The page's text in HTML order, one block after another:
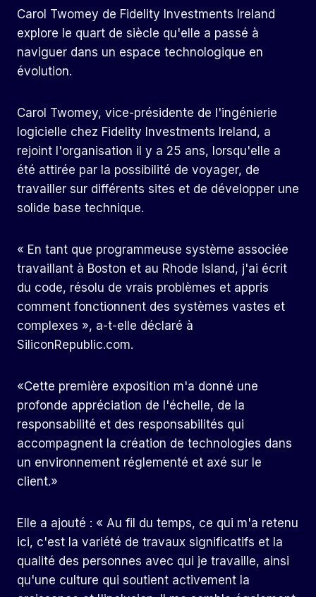
Carol Twomey de Fidelity Investments Ireland
explore le quart de siècle qu'elle a passé à
naviguer dans un espace technologique en
évolution.
Carol Twomey, vice-présidente de l'ingénierie
logicielle chez Fidelity Investments Ireland, a
rejoint l'organisation il y a 25 ans, lorsqu'elle a
été attirée par la possibilité de voyager, de
travailler sur différents sites et de développer une
solide base technique.
« En tant que programmeuse système associée
travaillant à Boston et au Rhode Island, j'ai écrit
du code, résolu de vrais problèmes et appris
comment fonctionnent des systèmes vastes et
complexes », a-t-elle déclaré à
SiliconRepublic.com.
«Cette première exposition m'a donné une
profonde appréciation de l'échelle, de la
responsabilité et des responsabilités qui
accompagnent la création de technologies dans
un environnement réglementé et axé sur le
client.»
Elle a ajouté : « Au fil du temps, ce qui m'a retenu
ici, c'est la variété de travaux significatifs et la
qualité des personnes avec qui je travaille, ainsi
qu'une culture qui soutient activement la